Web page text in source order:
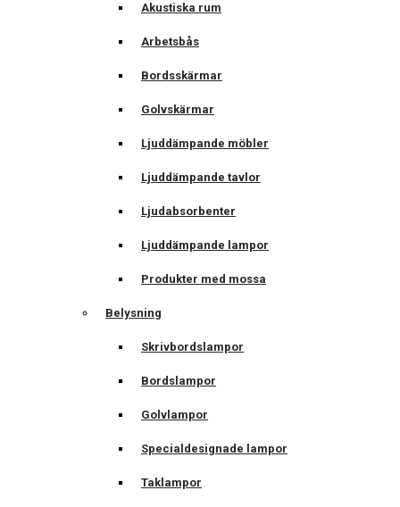
Akustiska rum
Arbetsbås
Bordsskärmar
Golvskärmar
Ljuddämpande möbler
Ljuddämpande tavlor
Ljudabsorbenter
Ljuddämpande lampor
Produkter med mossa
Belysning
Skrivbordslampor
Bordslampor
Golvlampor
Specialdesignade lampor
Taklampor